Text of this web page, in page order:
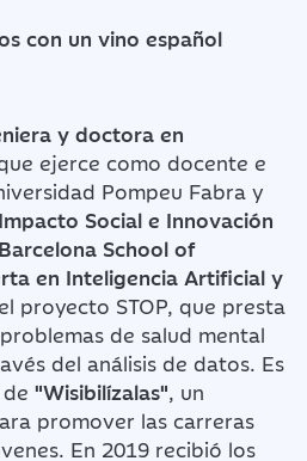
con un vino español
y doctora en
ejerce como docente e
Pompeu Fabra y
Social e Innovación
School of
en Inteligencia Artificial y
proyecto STOP, que presta
de salud mental
del análisis de datos. Es
"Wisibilízalas", un
promover las carreras
En 2019 recibió los